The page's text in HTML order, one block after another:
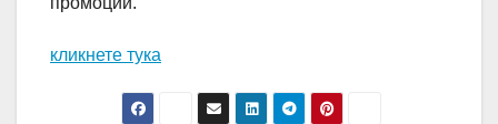
кликнете тука